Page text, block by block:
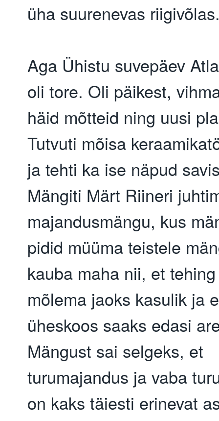
üha suurenevas
Aga Ühistu suvepäev
oli tore. Oli päikest,
häid mõtteid ning uusi
Tutvuti mõisa
ja tehti ka ise näpud
Mängiti Märt Riineri
majandusmängu, kus
pidid müüma teistele
kauba maha nii, et
mõlema jaoks kasulik ja
üheskoos saaks edasi
Mängust sai selgeks, et
turumajandus ja vaba
on kaks täiesti erinevat